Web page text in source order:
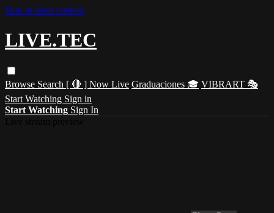
Skip to main content
LIVE.TEC
Browse Search [ 🔴 ] Now Live Graduaciones 🎓 VIBRART 🎭
Start Watching Sign in
Start Watching Sign In